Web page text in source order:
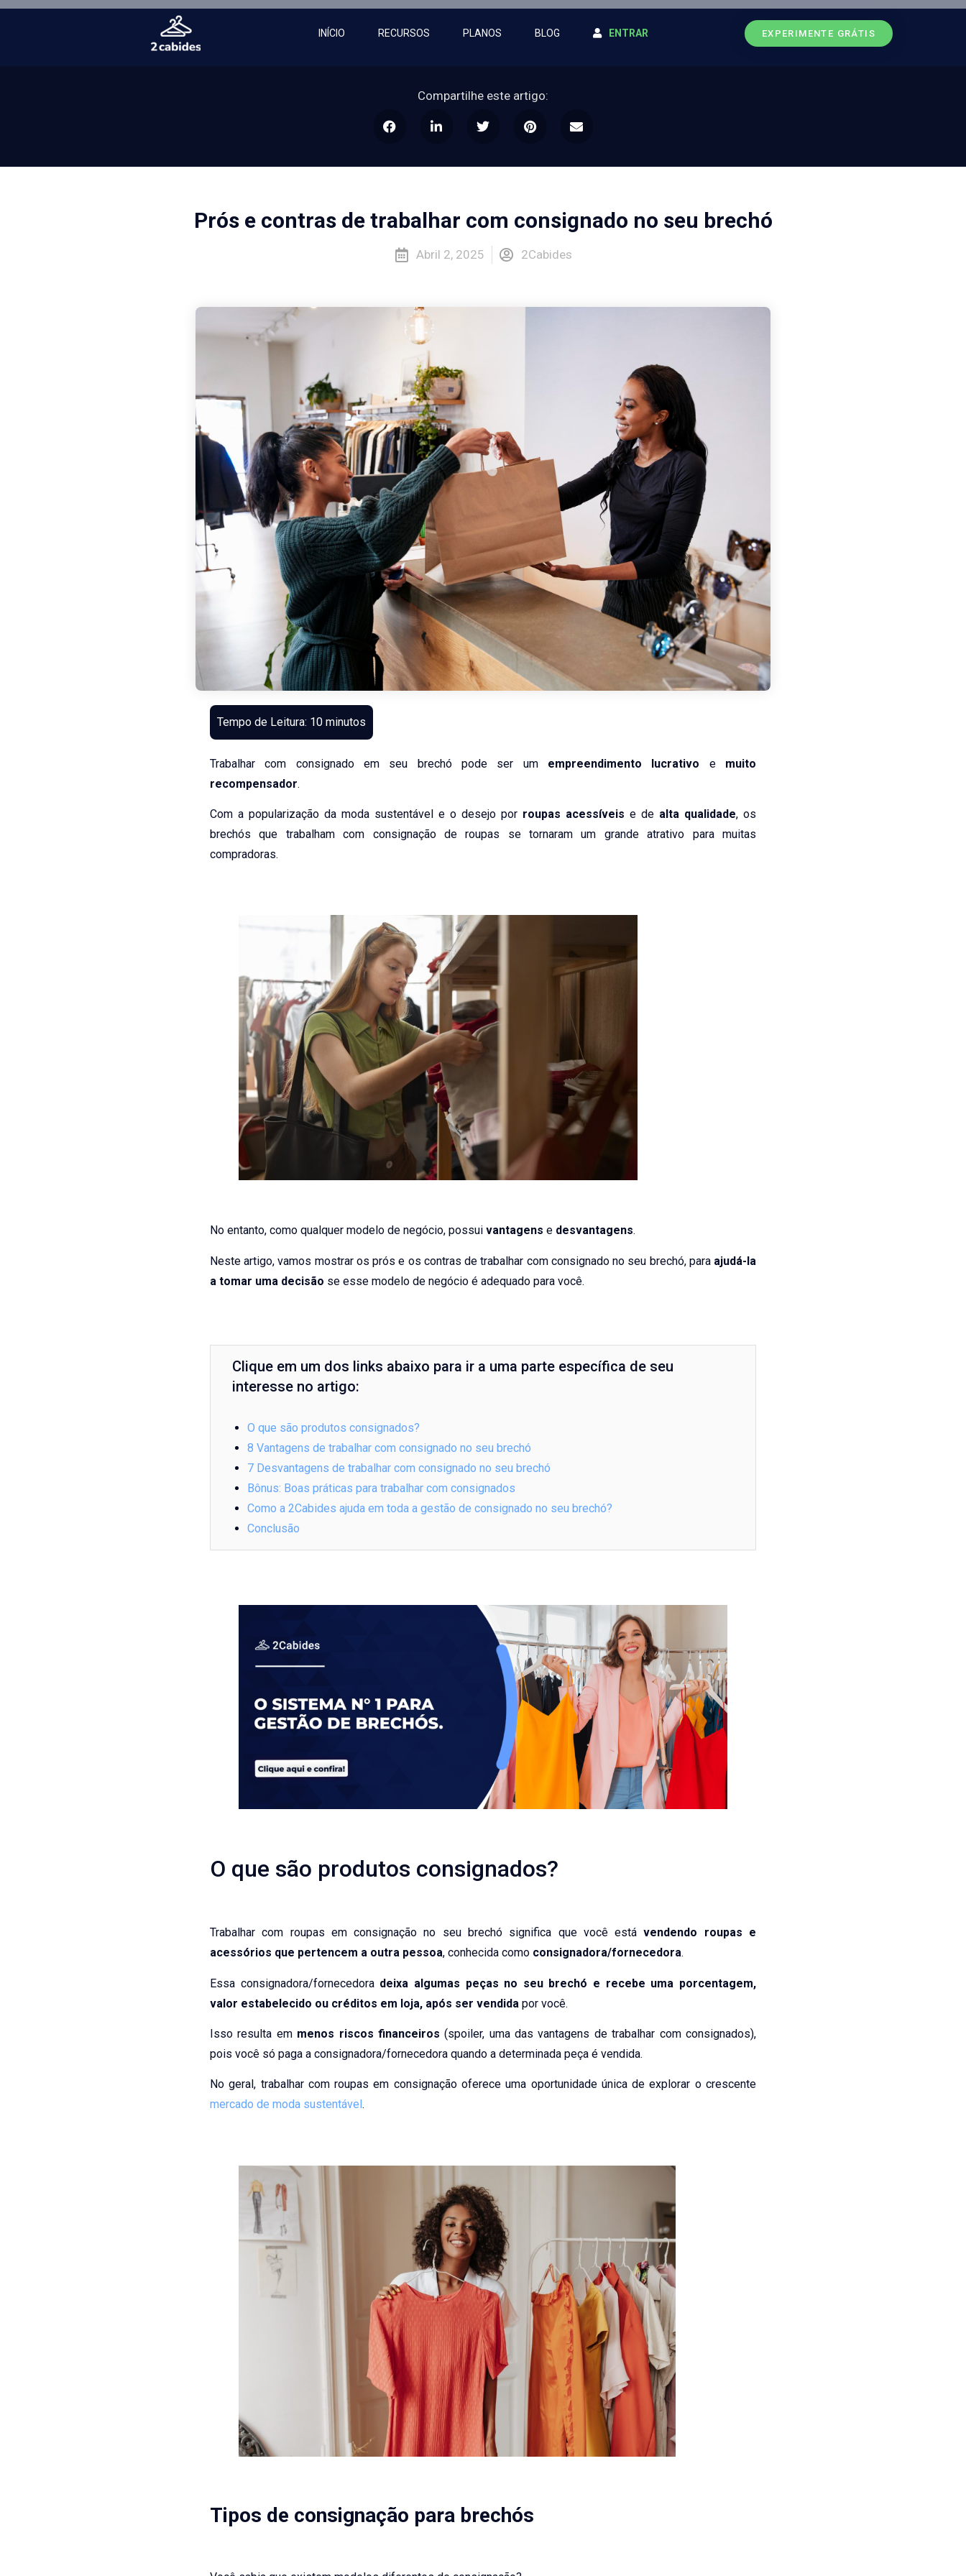
INÍCIO RECURSOS PLANOS BLOG ENTRAR EXPERIMENTE GRÁTIS
Compartilhe este artigo:
Prós e contras de trabalhar com consignado no seu brechó
Abril 2, 2025 2Cabides
Trabalhar com consignado em seu brechó pode ser um empreendimento lucrativo e muito
recompensador.
Com a popularização da moda sustentável e o desejo por roupas acessíveis e de alta qualidade, os
brechós que trabalham com consignação de roupas se tornaram um grande atrativo para muitas
compradoras.
No entanto, como qualquer modelo de negócio, possui vantagens e desvantagens.
Neste artigo, vamos mostrar os prós e os contras de trabalhar com consignado no seu brechó, para ajudá-la
a tomar uma decisão se esse modelo de negócio é adequado para você.
Clique em um dos links abaixo para ir a uma parte específica de seu
interesse no artigo:
O que são produtos consignados?
8 Vantagens de trabalhar com consignado no seu brechó
7 Desvantagens de trabalhar com consignado no seu brechó
Bônus: Boas práticas para trabalhar com consignados
Como a 2Cabides ajuda em toda a gestão de consignado no seu brechó?
Conclusão
O que são produtos consignados?
Trabalhar com roupas em consignação no seu brechó significa que você estávendendo roupas e
acessórios que pertencem a outra pessoa, conhecida como consignadora/fornecedora.
Essa consignadora/fornecedoradeixa algumas peças no seu brechó e recebe uma porcentagem,
valor estabelecido ou créditos em loja, após ser vendida por você.
Isso resulta em menos riscos financeiros (spoiler, uma das vantagens de trabalhar com consignados),
pois você só paga a consignadora/fornecedora quando a determinada peça é vendida.
No geral, trabalhar com roupas em consignação oferece uma oportunidade única de explorar o crescente
mercado de moda sustentável .
Tipos de consignação para brechós